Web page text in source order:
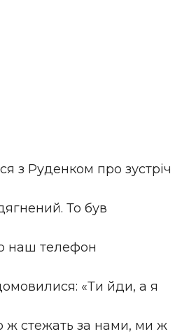
з Руденком про зустріч
То був
наш телефон
«Ти йди, а я
ж стежать за нами, ми ж